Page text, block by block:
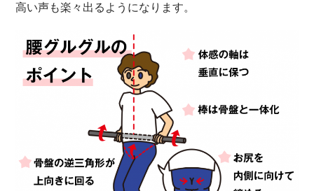
高い声も楽々出るようになります。